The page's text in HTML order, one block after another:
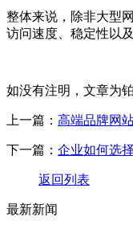
整体来说，除非大型
访问速度、稳定性以
如没有注明，文章为
上一篇： 高端品牌网
下一篇： 企业如何选
返回列表
最新新闻